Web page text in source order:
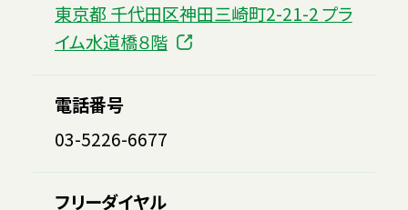
東京都 千代田区神田三崎町2-21-2 プラ
イム水道橋８階
電話番号
03-5226-6677
フリーダイヤル